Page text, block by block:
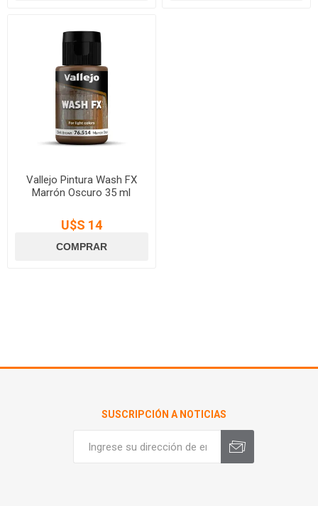
Vallejo Pintura Wash FX
Marrón Oscuro 35 ml
U$S 14
SUSCRIPCIÓN A NOTICIAS